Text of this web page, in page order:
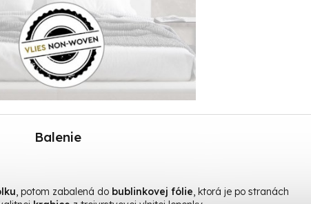
Balenie
, potom zabalená do bublinkovej fólie, ktorá je po stranách